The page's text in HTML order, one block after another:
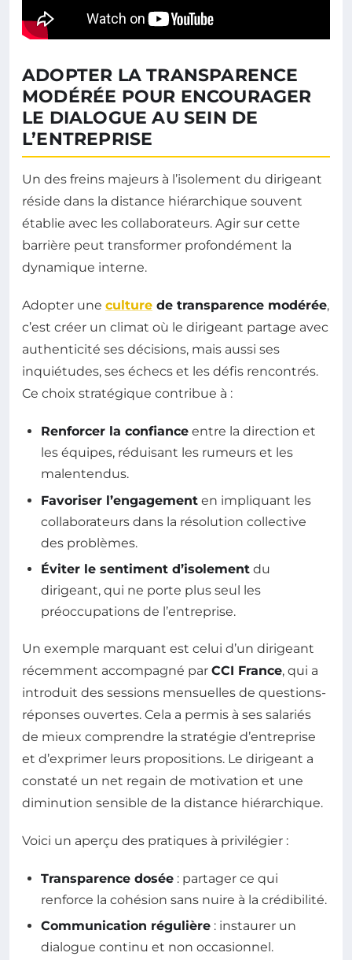
ADOPTER LA TRANSPARENCE
MODÉRÉE POUR ENCOURAGER
LE DIALOGUE AU SEIN DE
L’ENTREPRISE
Un des freins majeurs à l’isolement du dirigeant
réside dans la distance hiérarchique souvent
établie avec les collaborateurs. Agir sur cette
barrière peut transformer profondément la
dynamique interne.
Adopter une culture de transparence modérée,
c’est créer un climat où le dirigeant partage avec
authenticité ses décisions, mais aussi ses
inquiétudes, ses échecs et les défis rencontrés.
Ce choix stratégique contribue à :
Renforcer la confiance entre la direction et
les équipes, réduisant les rumeurs et les
malentendus.
Favoriser l’engagement en impliquant les
collaborateurs dans la résolution collective
des problèmes.
Éviter le sentiment d’isolement du
dirigeant, qui ne porte plus seul les
préoccupations de l’entreprise.
Un exemple marquant est celui d’un dirigeant
récemment accompagné par CCI France, qui a
introduit des sessions mensuelles de questions-
réponses ouvertes. Cela a permis à ses salariés
de mieux comprendre la stratégie d’entreprise
et d’exprimer leurs propositions. Le dirigeant a
constaté un net regain de motivation et une
diminution sensible de la distance hiérarchique.
Voici un aperçu des pratiques à privilégier :
Transparence dosée : partager ce qui
renforce la cohésion sans nuire à la crédibilité.
Communication régulière : instaurer un
dialogue continu et non occasionnel.